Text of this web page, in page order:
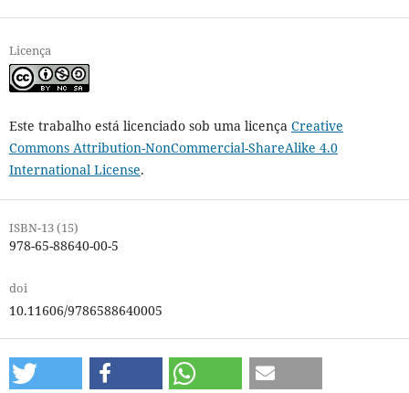
Licença
Este trabalho está licenciado sob uma licença Creative
Commons Attribution-NonCommercial-ShareAlike 4.0
International License.
ISBN-13 (15)
978-65-88640-00-5
doi
10.11606/9786588640005